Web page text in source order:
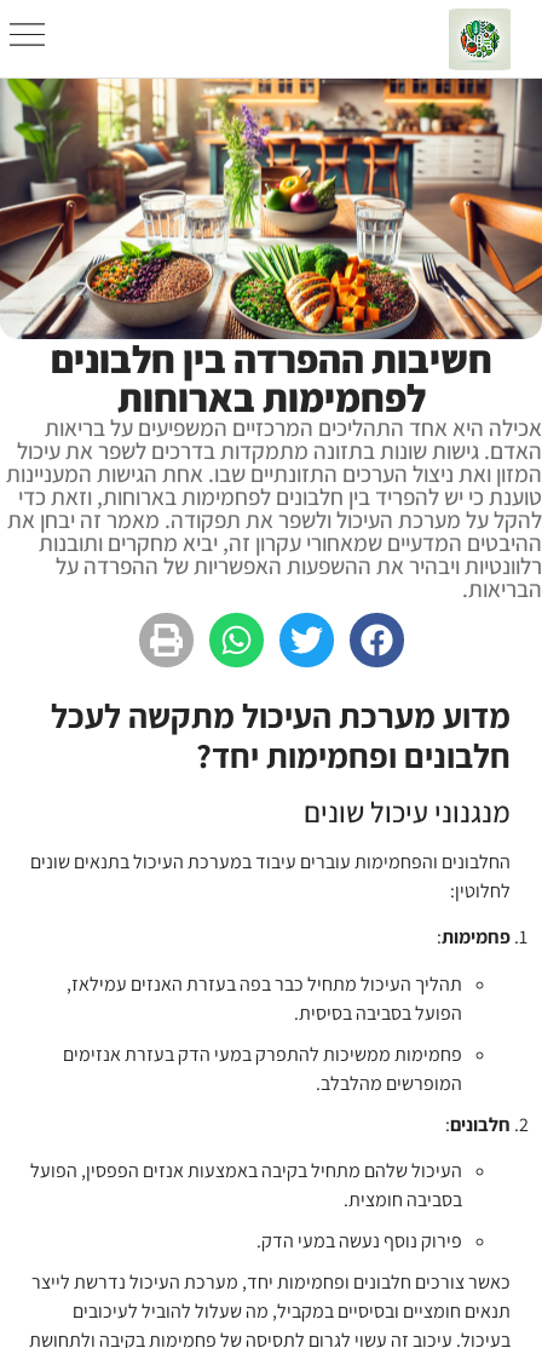
חשיבות ההפרדה בין חלבונים
לפחמימות בארוחות
אכילה היא אחד התהליכים המרכזיים המשפיעים על בריאות
האדם. גישות שונות בתזונה מתמקדות בדרכים לשפר את עיכול
המזון ואת ניצול הערכים התזונתיים שבו. אחת הגישות המעניינות
טוענת כי יש להפריד בין חלבונים לפחמימות בארוחות, וזאת כדי
להקל על מערכת העיכול ולשפר את תפקודה. מאמר זה יבחן את
ההיבטים המדעיים שמאחורי עקרון זה, יביא מחקרים ותובנות
רלוונטיות ויבהיר את ההשפעות האפשריות של ההפרדה על
הבריאות.
מדוע מערכת העיכול מתקשה לעכל
חלבונים ופחמימות יחד?
מנגנוני עיכול שונים
החלבונים והפחמימות עוברים עיבוד במערכת העיכול בתנאים שונים
לחלוטין:
פחמימות:
תהליך העיכול מתחיל כבר בפה בעזרת האנזים עמילאז,
הפועל בסביבה בסיסית.
פחמימות ממשיכות להתפרק במעי הדק בעזרת אנזימים
המופרשים מהלבלב.
חלבונים:
העיכול שלהם מתחיל בקיבה באמצעות אנזים הפפסין, הפועל
בסביבה חומצית.
פירוק נוסף נעשה במעי הדק.
כאשר צורכים חלבונים ופחמימות יחד, מערכת העיכול נדרשת לייצר
תנאים חומציים ובסיסיים במקביל, מה שעלול להוביל לעיכובים
בעיכול. עיכוב זה עשוי לגרום לתסיסה של פחמימות בקיבה ולתחושת